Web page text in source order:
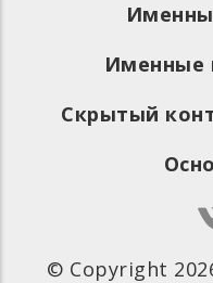
Именные
Скрытый
© Copyright